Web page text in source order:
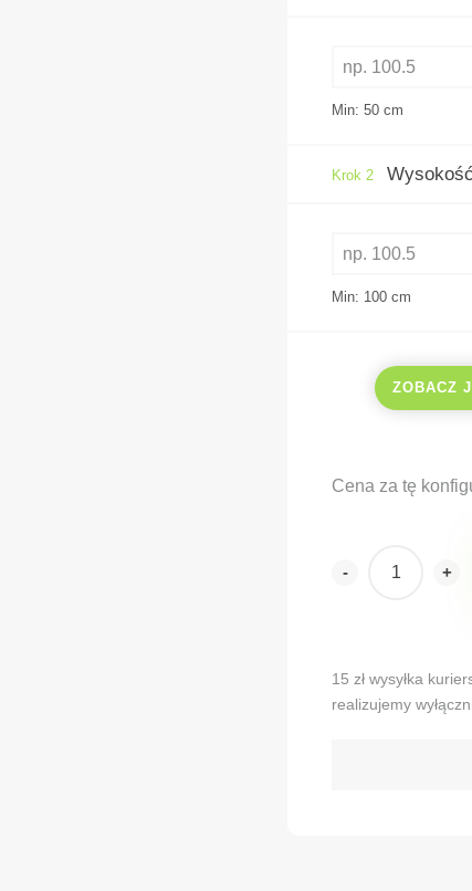
Min: 50 cm
Krok 2
Min: 100 cm
ZOBACZ
Cena za tę
- +
15 zł wysyłka
realizujemy